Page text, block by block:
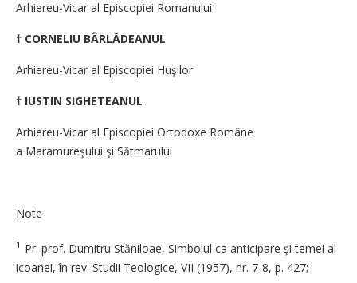
Arhiereu-Vicar al Episcopiei Romanului
† CORNELIU BÂRLĂDEANUL
Arhiereu-Vicar al Episcopiei Huşilor
† IUSTIN SIGHETEANUL
Arhiereu-Vicar al Episcopiei Ortodoxe Române
a Maramureşului şi Sătmarului
Note
1 Pr. prof. Dumitru Stăniloae, Simbolul ca anticipare şi temei al
icoanei, în rev. Studii Teologice, VII (1957), nr. 7-8, p. 427;